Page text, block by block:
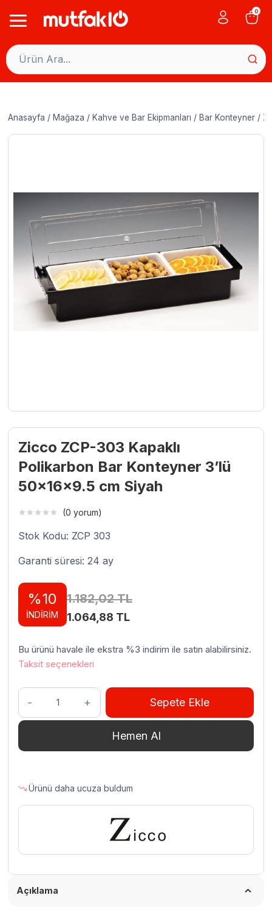
0
Anasayfa / Mağaza / Kahve ve Bar Ekipmanları / Bar Konteyner /
Zicco ZCP-303 Kapaklı
Polikarbon Bar Konteyner 3’lü
50x16x9.5 cm Siyah
(0 yorum)
Stok Kodu: ZCP 303
Garanti süresi: 24 ay
%10
İNDİRİM
1.182,02TL
Orijinal
1.182,02 TL.
1.064,88 TLŞu
fiyat:
Bu ürünü havale ile ekstra %3 indirim ile satın alabilirsiniz.
Taksit seçenekleri
Zicco
ZCP-
303
Konteyner
Sepete Ekle
Hemen Al
Ürünü daha ucuza buldum
Açıklama